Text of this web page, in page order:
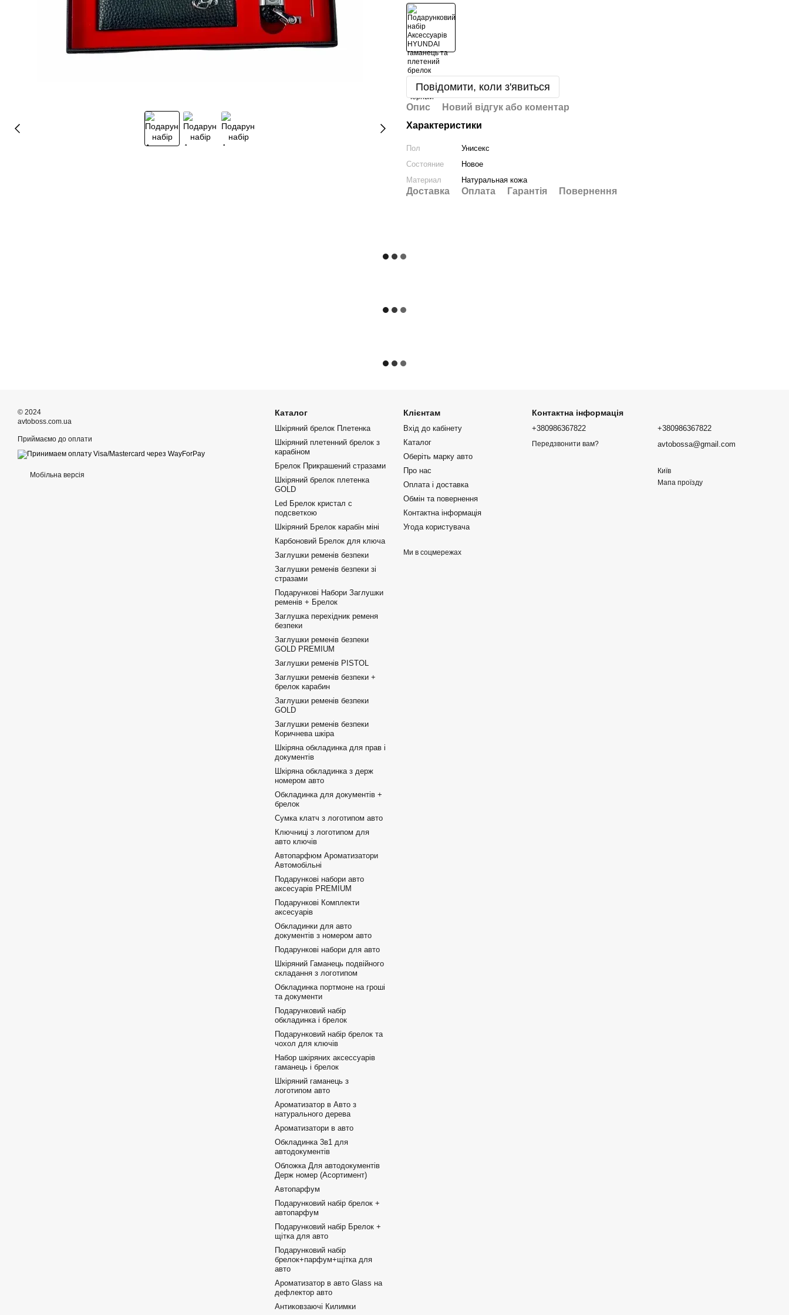
Повідомити, коли з'явиться
Опис
Новий відгук або коментар
Характеристики
Пол
Унисекс
Состояние
Новое
Материал
Натуральная кожа
Доставка Оплата Гарантія Повернення
© 2024
avtoboss.com.ua
Приймаємо до оплати
Мобільна версія
Каталог
Шкіряний брелок Плетенка
Шкіряний плетенний брелок з
карабіном
Брелок Прикрашений стразами
Шкіряний брелок плетенка
GOLD
Led Брелок кристал с
подсветкою
Шкіряний Брелок карабін міні
Карбоновий Брелок для ключа
Заглушки ременів безпеки
Заглушки ременів безпеки зі
стразами
Подарункові Набори Заглушки
ременів + Брелок
Заглушка перехідник ременя
безпеки
Заглушки ременів безпеки
GOLD PREMIUM
Заглушки ременів PISTOL
Заглушки ременів безпеки +
брелок карабин
Заглушки ременів безпеки
GOLD
Заглушки ременів безпеки
Коричнева шкіра
Шкіряна обкладинка для прав і
документів
Шкіряна обкладинка з держ
номером авто
Обкладинка для документів +
брелок
Сумка клатч з логотипом авто
Ключниці з логотипом для
авто ключів
Автопарфюм Ароматизатори
Автомобільні
Подарункові набори авто
аксесуарів PREMIUM
Подарункові Комплекти
аксесуарів
Обкладинки для авто
документів з номером авто
Подарункові набори для авто
Шкіряний Гаманець подвійного
складання з логотипом
Обкладинка портмоне на гроші
та документи
Подарунковий набір
обкладинка і брелок
Подарунковий набір брелок та
чохол для ключів
Набор шкіряних аксессуарів
гаманець і брелок
Шкіряний гаманець з
логотипом авто
Ароматизатор в Авто з
натурального дерева
Ароматизатори в авто
Обкладинка 3в1 для
автодокументів
Обложка Для автодокументів
Держ номер (Асортимент)
Автопарфум
Подарунковий набір брелок +
автопарфум
Подарунковий набір Брелок +
щітка для авто
Подарунковий набір
брелок+парфум+щітка для
авто
Ароматизатор в авто Glass на
дефлектор авто
Антиковзаючі Килимки
Клієнтам
Вхід до кабінету
Каталог
Оберіть марку авто
Про нас
Оплата і доставка
Обмін та повернення
Контактна інформація
Угода користувача
Ми в соцмережах
Контактна інформація
+380986367822
Передзвонити вам?
+380986367822
avtobossa@gmail.com
Київ
Мапа проїзду